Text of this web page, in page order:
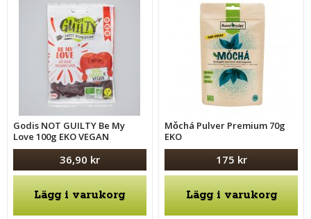
Godis NOT GUILTY Be My
Love 100g EKO VEGAN
36,90 kr
Lägg i varukorg
Mǒchá Pulver Premium 70g
EKO
175 kr
Lägg i varukorg